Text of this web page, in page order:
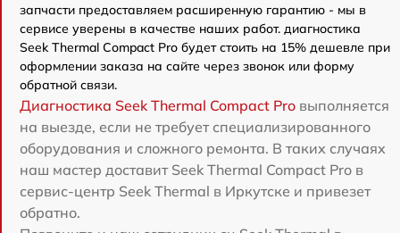
запчасти предоставляем расширенную гарантию - мы в
сервисе уверены в качестве наших работ. диагностика
Seek Thermal Compact Pro будет стоить на 15% дешевле при
оформлении заказа на сайте через звонок или форму
обратной связи.
Диагностика Seek Thermal Compact Pro выполняется
на выезде, если не требует специализированного
оборудования и сложного ремонта. В таких случаях
наш мастер доставит Seek Thermal Compact Pro в
сервис-центр Seek Thermal в Иркутске и привезет
обратно.